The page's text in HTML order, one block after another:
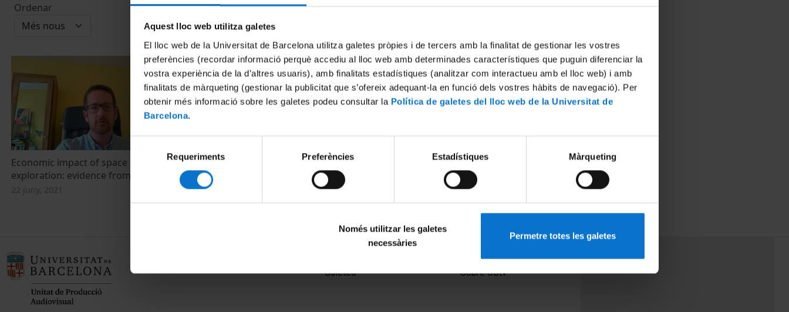
Aquest lloc web utilitza galetes
El lloc web de la Universitat de Barcelona utilitza galetes pròpies i de tercers amb la finalitat de gestionar les vostres
preferències (recordar informació perquè accediu al lloc web amb determinades característiques que puguin diferenciar la
vostra experiència de la d’altres usuaris), amb finalitats estadístiques (analitzar com interactueu amb el lloc web) i amb
finalitats de màrqueting (gestionar la publicitat que s’ofereix adequant-la en funció dels vostres hàbits de navegació). Per
obtenir més informació sobre les galetes podeu consultar la Política de galetes del lloc web de la Universitat de
Barcelona.
consentiment
Requeriments Preferències Estadístiques Màrqueting
Només utilitzar les galetes
necessàries
Permetre totes les galetes
Ordenar
Economic impact of space science and
exploration: evidence from the UK
22 juny, 2021
Galetes
Sobre UBtv